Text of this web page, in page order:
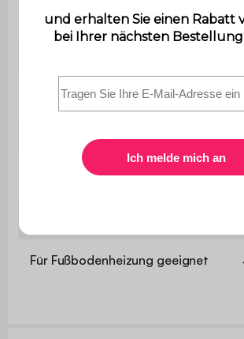
Modell
Verwendung
Für Fußbodenheizung geeignet